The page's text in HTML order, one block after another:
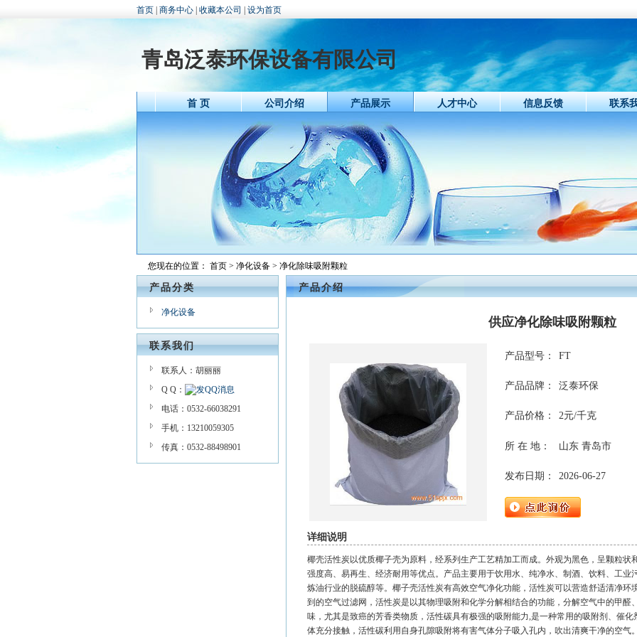
首页 商务中心 收藏本公司 设为首页
青岛泛泰环保设备有限公司
首 页 公司介绍 产品展示 人才中心 信息反馈 联系
您现在的位置： 首页 > 净化设备 > 净化除味吸附颗粒
产品分类
净化设备
联系我们
联系人：胡丽丽
Q Q：
电话：0532-66038291
手机：13210059305
传真：0532-88498901
产品介绍
供应净化除味吸附颗粒
产品型号： FT
产品品牌： 泛泰环保
产品价格： 2元/千克
所 在 地： 山东 青岛市
发布日期： 2026-06-27
详细说明
椰壳活性炭以优质椰子壳为原料，经系列生产工艺精加工而成。外观为黑色，呈颗粒状
强度高、易再生、经济耐用等优点。产品主要用于饮用水、纯净水、制酒、饮料、工业
炼油行业的脱硫醇等。椰子壳活性炭有高效空气净化功能，活性炭可以营造舒适清净环
到的空气过滤网，活性炭是以其物理吸附和化学分解相结合的功能，分解空气中的甲醛
味，尤其是致癌的芳香类物质，活性碳具有极强的吸附能力,是一种常用的吸附剂、催
体充分接触，活性碳利用自身孔隙吸附将有害气体分子吸入孔内，吹出清爽干净的空气